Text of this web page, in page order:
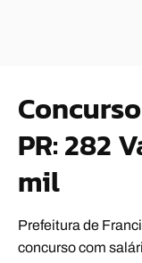
PR: 282
mil
Prefeitura de
concurso com